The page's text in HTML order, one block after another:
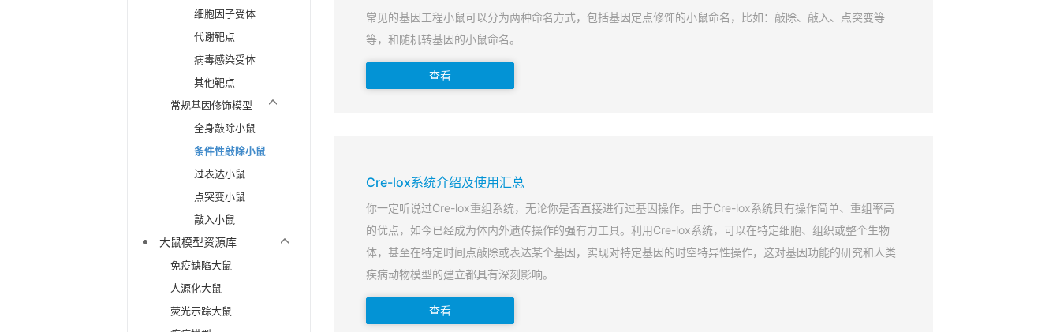
细胞因子受体
代谢靶点
病毒感染受体
其他靶点
常规基因修饰模型
全身敲除小鼠
条件性敲除小鼠
过表达小鼠
点突变小鼠
敲入小鼠
大鼠模型资源库
免疫缺陷大鼠
人源化大鼠
荧光示踪大鼠
常见的基因工程小鼠可以分为两种命名方式，包括基因定点修饰的小鼠命名，比如：敲除、敲入、点突变等
等，和随机转基因的小鼠命名。
查看
Cre-lox系统介绍及使用汇总
你一定听说过Cre-lox重组系统，无论你是否直接进行过基因操作。由于Cre-lox系统具有操作简单、重组率高
的优点，如今已经成为体内外遗传操作的强有力工具。利用Cre-lox系统，可以在特定细胞、组织或整个生物
体，甚至在特定时间点敲除或表达某个基因，实现对特定基因的时空特异性操作，这对基因功能的研究和人类
疾病动物模型的建立都具有深刻影响。
查看